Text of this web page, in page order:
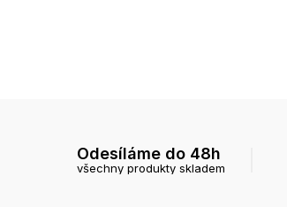
Odesíláme do 48h
všechny produkty skladem